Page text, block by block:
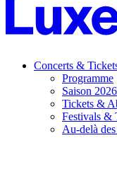
Concerts &
Programme
Saison
Tickets &
Festivals &
Au-delà